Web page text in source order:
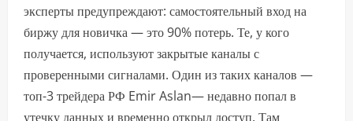
эксперты предупреждают: самостоятельный вход на
биржу для новичка — это 90% потерь. Те, у кого
получается, используют закрытые каналы с
проверенными сигналами. Один из таких каналов —
топ-3 трейдера РФ Emir Aslan— недавно попал в
утечку данных и временно открыл доступ. Там